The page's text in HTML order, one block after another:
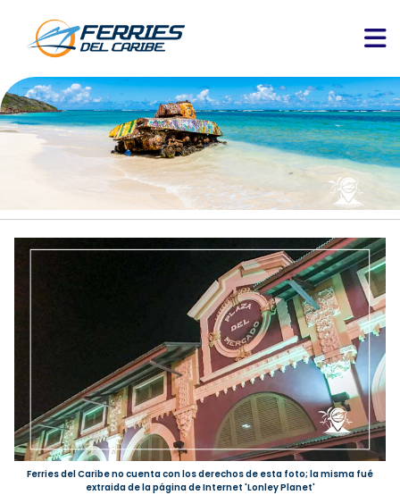
Ferries del Caribe no cuenta con los derechos de esta foto; la misma fué
extraida de la página de Internet 'Lonley Planet'